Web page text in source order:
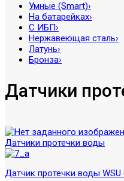
Умные (Smart)›
На батарейках›
С ИБП›
Нержавеющая сталь›
Латунь›
Бронза›
Датчики
Датчики протечки воды
Датчик протечки воды WSU